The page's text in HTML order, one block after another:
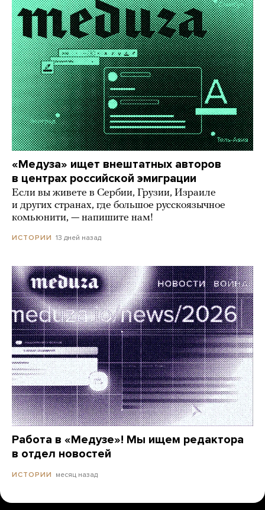
«Медуза» ищет внештатных авторов
в центрах российской эмиграции
Если вы живете в Сербии, Грузии, Израиле
и других странах, где большое русскоязычное
комьюнити, — напишите нам!
ИСТОРИИ 13 дней назад
Работа в «Медузе»! Мы ищем редактора
в отдел новостей
ИСТОРИИ месяц назад